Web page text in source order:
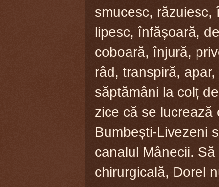
smucesc, răzuiesc,
lipesc, înfășoară,
coboară, înjură,
râd, transpiră,
săptămâni la colț
zice că se lucrează
Bumbești-Livezeni
canalul Mânecii.
chirurgicală, Dorel